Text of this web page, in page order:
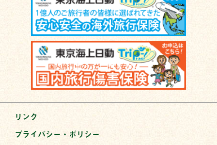
リンク
プライバシー・ポリシー